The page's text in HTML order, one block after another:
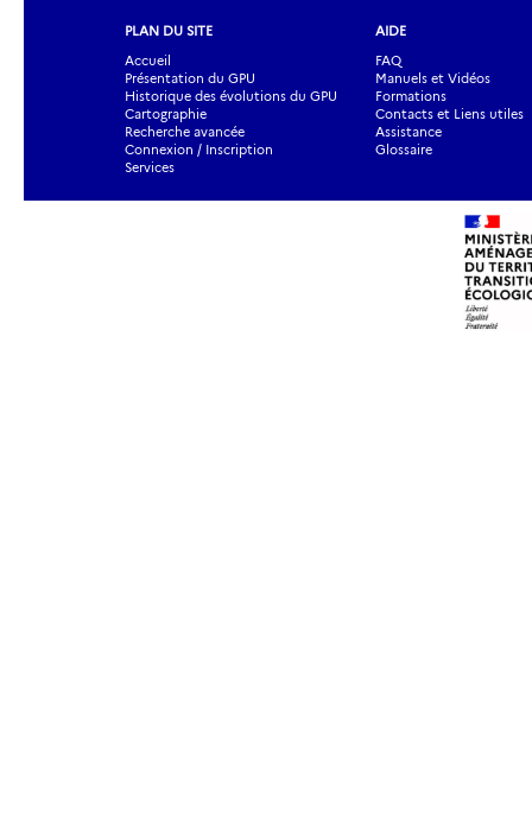
PLAN DU SITE
Accueil
Présentation du GPU
Historique des évolutions du GPU
Cartographie
Recherche avancée
Connexion / Inscription
Services
AIDE
FAQ
Manuels et Vidéos
Formations
Contacts et Liens utiles
Assistance
Glossaire